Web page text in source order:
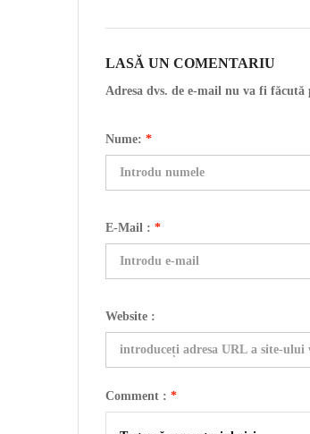
LASĂ UN COMENTARIU
Adresa dvs. de e-mail nu va fi
Nume: *
E-Mail : *
Website :
Comment : *